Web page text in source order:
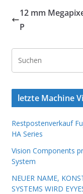
12 mm
P
letzte Machine
Restpostenverkauf
HA Series
Vision Components
System
NEUER NAME,
SYSTEMS WIRD